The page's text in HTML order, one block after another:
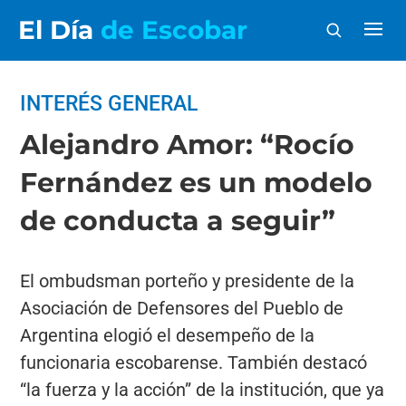
El Día de Escobar
INTERÉS GENERAL
Alejandro Amor: “Rocío
Fernández es un modelo
de conducta a seguir”
El ombudsman porteño y presidente de la
Asociación de Defensores del Pueblo de
Argentina elogió el desempeño de la
funcionaria escobarense. También destacó
“la fuerza y la acción” de la institución, que ya